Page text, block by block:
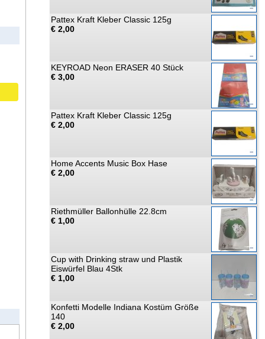
Pattex Kraft Kleber Classic 125g
€ 2,00
KEYROAD Neon ERASER 40 Stück
€ 3,00
Pattex Kraft Kleber Classic 125g
€ 2,00
Home Accents Music Box Hase
€ 2,00
Riethmüller Ballonhülle 22.8cm
€ 1,00
Cup with Drinking straw und Plastik
Eiswürfel Blau 4Stk
€ 1,00
Konfetti Modelle Indiana Kostüm Größe
140
€ 2,00